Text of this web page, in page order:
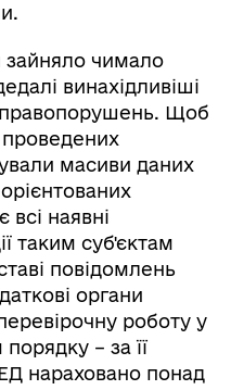
зайняло чимало
винахідливіші
Щоб
проведених
масиви даних
всі наявні
таким суб'єктам
повідомлень
органи
роботу у
– за її
нараховано понад